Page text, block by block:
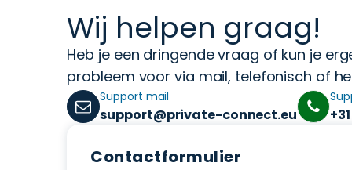
Wij helpen graag!
Heb je een dringende vraag of kun je
probleem voor via mail, telefonisch of
Support mail
support@private-connect.eu
Contactformulier